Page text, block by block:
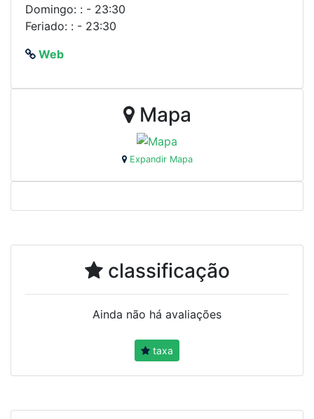
Domingo: : - 23:30
Feriado: : - 23:30
Web
Mapa
Expandir Mapa
classificação
Ainda não há avaliações
taxa